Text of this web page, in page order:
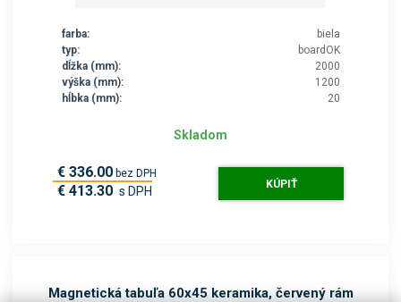
farba:
biela
typ:
boardOK
dĺžka (mm):
2000
výška (mm):
1200
hĺbka (mm):
20
Skladom
€ 336.00 bez DPH
€ 413.30 s DPH KÚPIŤ
Magnetická tabuľa 60x45 keramika, červený rám